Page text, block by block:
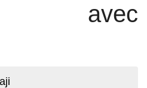
avec